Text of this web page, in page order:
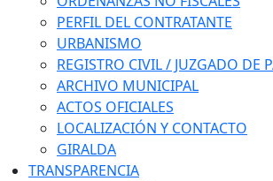
PERFIL DEL CONTRATANTE
URBANISMO
REGISTRO CIVIL / JUZGADO DE
ARCHIVO MUNICIPAL
ACTOS OFICIALES
LOCALIZACIÓN Y CONTACTO
GIRALDA
TRANSPARENCIA